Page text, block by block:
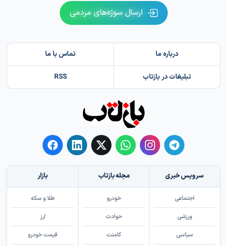
ارسال سوژه‌های مردمی
درباره ما تماس با ما
تبلیغات در بازتاب RSS
سرویس خبری
اجتماعی
ورزشی
سیاسی
مجله بازتاب
خودرو
حوادث
کامنت
بازار
طلا و سکه
ارز
قیمت خودرو